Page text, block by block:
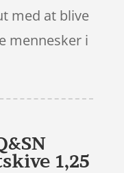
med at blive
mennesker i
1,25